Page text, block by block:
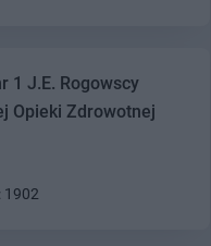
1 J.E. Rogowscy
Opieki Zdrowotnej
1902